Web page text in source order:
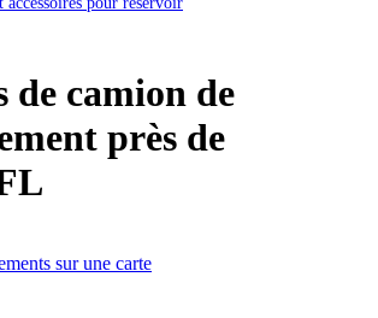
de camion de
près de
sur une carte